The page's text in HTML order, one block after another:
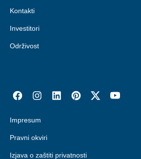
Kontakti
Investitori
Održivost
Impresum
Pravni okviri
Izjava o zaštiti privatnosti